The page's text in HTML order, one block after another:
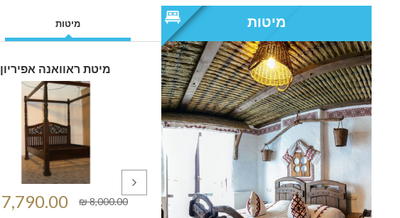
מיטות מיטות
מיטת ראוואנה אפיריון
‏7,790.00 ₪ ‏8,000.00 ₪
מיטות זוגיות